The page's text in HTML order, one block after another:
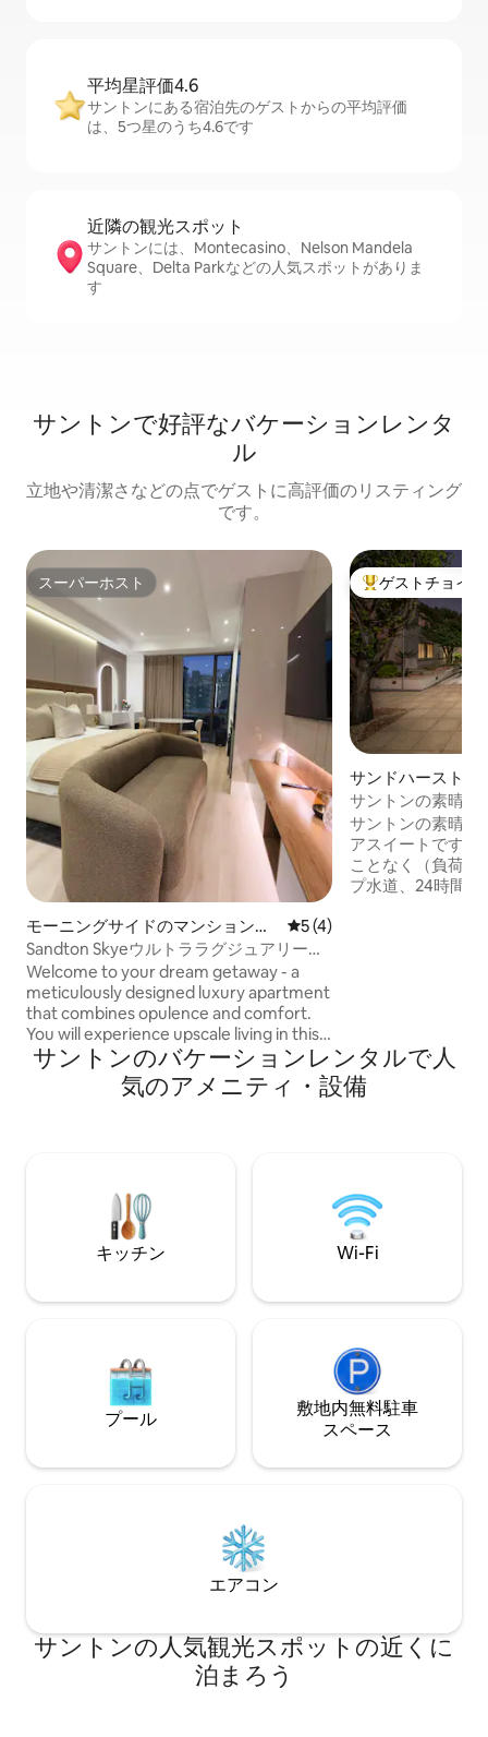
平均星評価4.6
サントンにある宿泊先のゲストからの平均評価
は、5つ星のうち4.6です
近隣の観光ス⁠ポ⁠ッ⁠ト
サントンには、Montecasino、Nelson Mandela
Square、Delta Parkなどの人気スポットがありま
す
サントンで好評なバケーションレンタ
ル
立地や清潔さなどの点でゲストに高評価のリスティング
です。
スーパーホスト
スーパーホスト
モーニングサイドのマンション・
アパート
レビュー4件、5つ星中5つ
5 (4)
Sandton Skyeウルトララグジュアリーア
パートメント
Welcome to your dream getaway - a
meticulously designed luxury apartment
that combines opulence and comfort.
You will experience upscale living in this
beautifully appointed apartment at
Sandton Skye boasting contemporary
designs. Perfect for couples, business
retreat that allows you to enjoy easy
access to top shopping, dining, and
entertainment venues.
大好評のゲスト
ゲストチョイス
サンドハーストの
ン・アパート
サントンの素晴ら
LXXの隣にある最
サントンの素晴ら
アスイートです。
ことなく（負荷制
プ水道、24時間
レジャーに最適で
そして最高のロケ
滞在先です。
サントンのバケーションレンタルで人
気のアメニティ・設備
キッチン Wi-Fi
プール
敷地内無料駐⁠車
ス⁠ペ⁠ー⁠ス
エアコン
サントンの人気観光スポットの近くに
泊まろう